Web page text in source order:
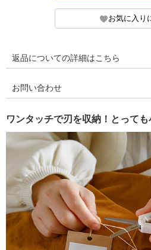
返品についての詳細はこちら
お問い合わせ
ワンタッチで刃を収納！とっても